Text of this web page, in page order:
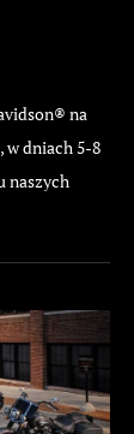
na
w dniach 5-8
naszych